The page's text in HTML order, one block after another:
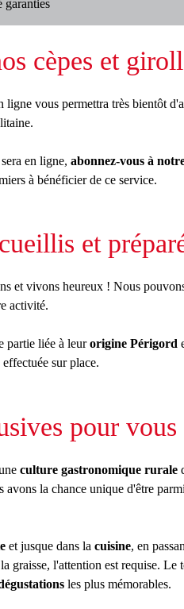
garanties
cèpes et
vous permettra très bientôt
en ligne, abonnez-vous à
à bénéficier de ce service.
et
et vivons heureux ! Nous
activité.
partie liée à leurorigine Périgord
sur place.
pour vous
culture gastronomique rurale
avons la chance unique d'être
et jusque dans la cuisine, en
graisse, l'attention est requise.
les plus mémorables.